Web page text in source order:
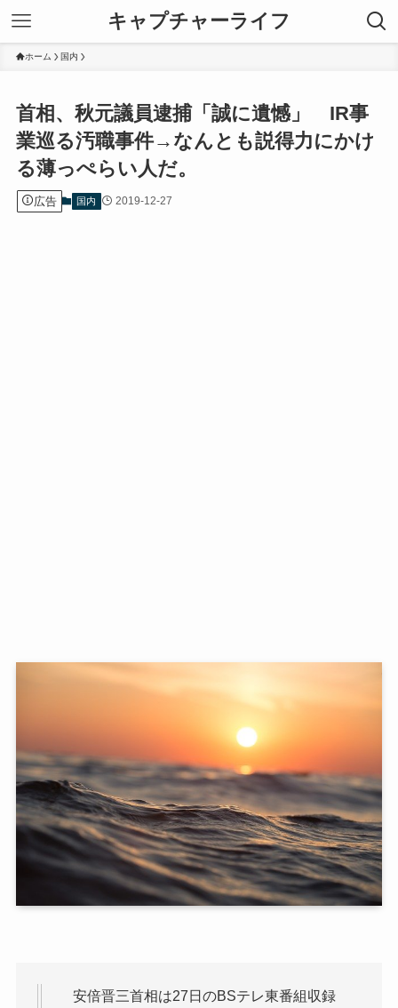
キャプチャーライフ
ホーム 国内
首相、秋元議員逮捕「誠に遺憾」 IR事
業巡る汚職事件→なんとも説得力にかけ
る薄っぺらい人だ。
広告 国内 2019-12-27
安倍晋三首相は27日のBSテレ東番組収録